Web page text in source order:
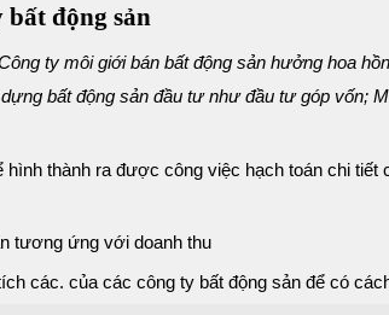
động sản
ty môi giới bán bất động sản hưởng hoa
bất động sản đầu tư như đầu tư góp vốn;
thành ra được công việc hạch toán chi tiết
tương ứng với doanh thu
các. của các công ty bất động sản để có